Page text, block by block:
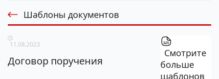
Шаблоны документов
11.08.2023
Договор поручения
Смотрите
больше
шаблонов